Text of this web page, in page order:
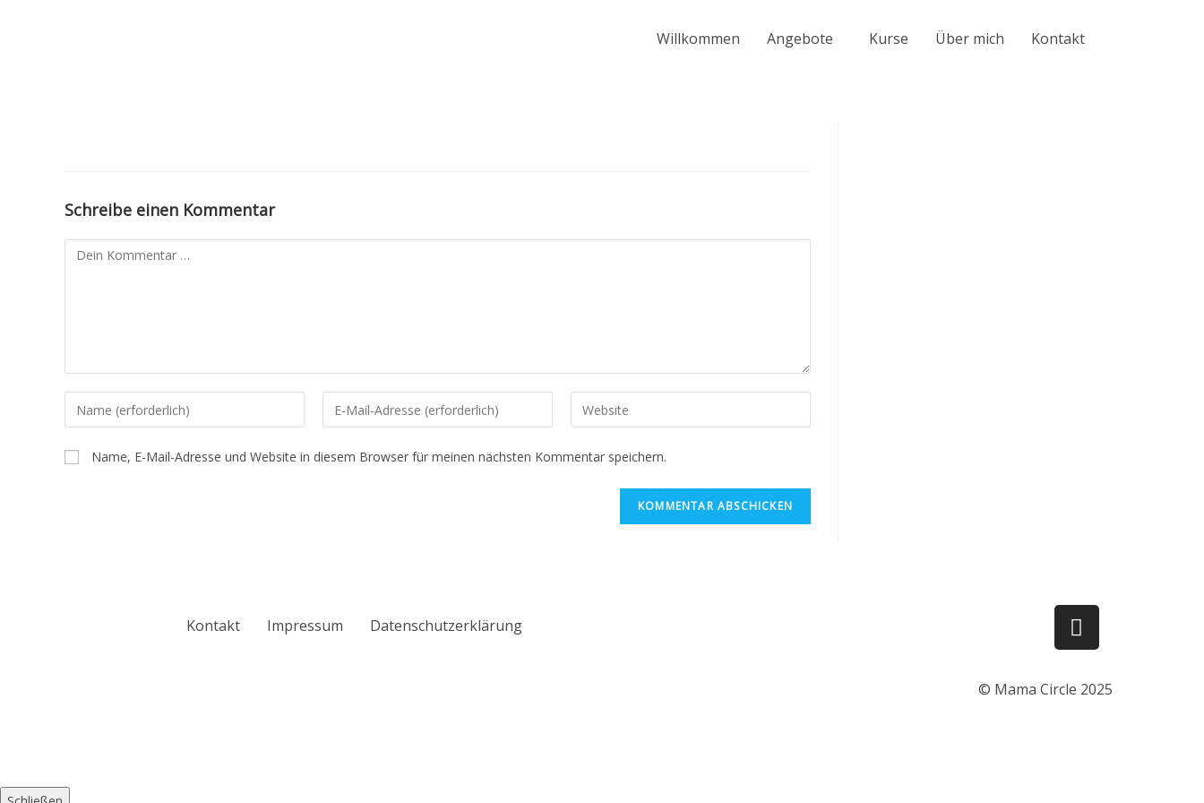
Willkommen Angebote Kurse Über mich Kontakt
Schreibe einen Kommentar
Name, E-Mail-Adresse und Website in diesem Browser für meinen nächsten Kommentar speichern.
Kontakt Impressum Datenschutzerklärung
© Mama Circle 2025